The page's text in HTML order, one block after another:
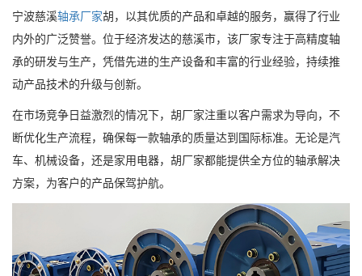
宁波慈溪轴承厂家胡，以其优质的产品和卓越的服务，赢得了行业
内外的广泛赞誉。位于经济发达的慈溪市，该厂家专注于高精度轴
承的研发与生产，凭借先进的生产设备和丰富的行业经验，持续推
动产品技术的升级与创新。
在市场竞争日益激烈的情况下，胡厂家注重以客户需求为导向，不
断优化生产流程，确保每一款轴承的质量达到国际标准。无论是汽
车、机械设备，还是家用电器，胡厂家都能提供全方位的轴承解决
方案，为客户的产品保驾护航。